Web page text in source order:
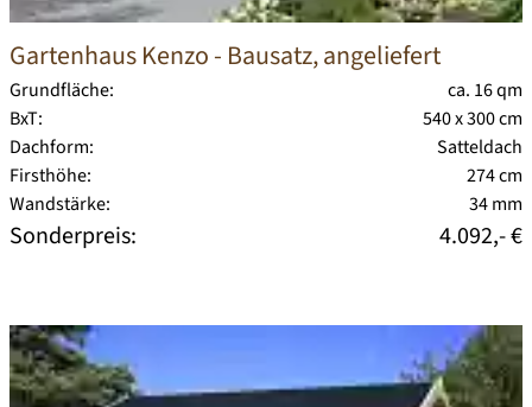
Gartenhaus Kenzo- Bausatz, angeliefert
Grundfläche:
ca. 16 qm
BxT:
540 x 300 cm
Dachform:
Satteldach
Firsthöhe:
274 cm
Wandstärke:
34 mm
Sonderpreis: 4.092,- €